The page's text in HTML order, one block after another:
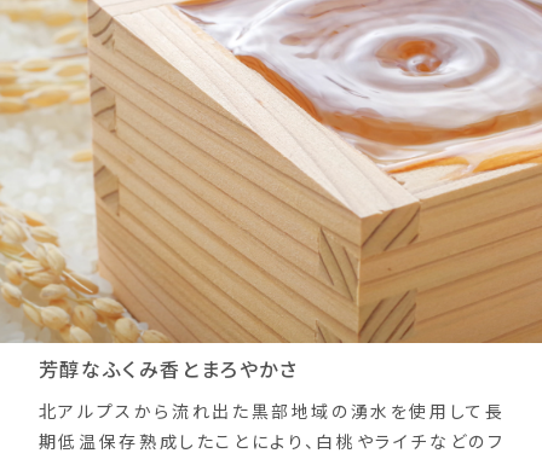
芳醇なふくみ香とまろやかさ
北アルプスから流れ出た黒部地域の湧水を使用して長
期低温保存熟成したことにより、白桃やライチなどのフ